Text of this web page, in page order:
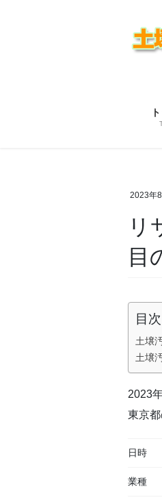
2023年
リ
目
目次
土壌
土壌
2023
東京
日時
業種